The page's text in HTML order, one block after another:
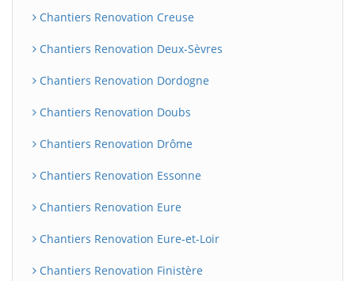
Chantiers Renovation Creuse
Chantiers Renovation Deux-Sèvres
Chantiers Renovation Dordogne
Chantiers Renovation Doubs
Chantiers Renovation Drôme
Chantiers Renovation Essonne
Chantiers Renovation Eure
Chantiers Renovation Eure-et-Loir
Chantiers Renovation Finistère